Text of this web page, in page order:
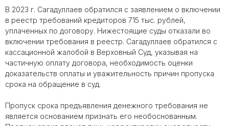
В 2023 г. Сагадуллаев обратился с заявлением о включении
в реестр требований кредиторов 715 тыс. рублей,
уплаченных по договору. Нижестоящие суды отказали во
включении требования в реестр. Сагадуллаев обратился с
кассационной жалобой в Верховный Суд, указывая на
частичную оплату договора, необходимость оценки
доказательств оплаты и уважительность причин пропуска
срока на обращение в суд.
Пропуск срока предъявления денежного требования не
является основанием признать его необоснованным.